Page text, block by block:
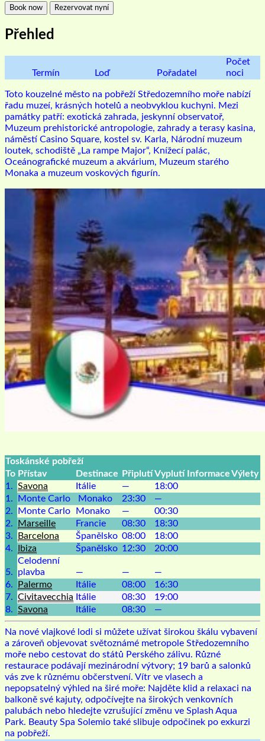
Book now Rezervovat nyní
Přehled
Termín Loď Pořadatel
Počet
noci
Toto kouzelné město na pobřeží Středozemního moře nabízí
řadu muzeí, krásných hotelů a neobvyklou kuchyni. Mezi
památky patří: exotická zahrada, jeskynní observatoř,
Muzeum prehistorické antropologie, zahrady a terasy kasina,
náměstí Casino Square, kostel sv. Karla, Národní muzeum
loutek, schodiště „La rampe Major“, Knížecí palác,
Oceánografické muzeum a akvárium, Muzeum starého
Monaka a muzeum voskových figurín.
Toskánské pobřeží
To Přístav Destinace PřiplutíVyplutí InformaceVýlety
1. Savona Itálie —
18:00
1.
Monte Carlo Monako 23:30
—
2.
Monte Carlo Monako —
00:30
2.
Marseille Francie 08:30
18:30
3.
Barcelona Španělsko 08:00
18:00
4.
Ibiza Španělsko 12:30 20:00
5.
Celodenní
plavba
— —
—
6.
Palermo Itálie 08:00
16:30
7. Civitavecchia Itálie 08:30
19:00
8. Savona Itálie 08:30 —
Na nové vlajkové lodi si můžete užívat širokou škálu vybavení
a zároveň objevovat světoznámé metropole Středozemního
moře nebo cestovat do států Perského zálivu. Různé
restaurace podávají mezinárodní výtvory; 19 barů a salonků
vás zve k různému občerstvení. Vítr ve vlasech a
nepopsatelný výhled na širé moře: Najděte klid a relaxaci na
balkoně své kajuty, odpočívejte na širokých venkovních
palubách nebo hledejte vzrušující změnu ve Splash Aqua
Park. Beauty Spa Solemio také slibuje odpočinek po exkurzi
na pobřeží.